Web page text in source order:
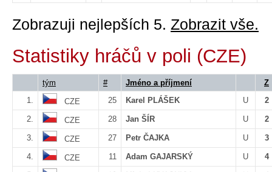
Zobrazuji nejlepších 5. Zobrazit vše.
Statistiky hráčů v poli (CZE)
tým # Jméno a příjmení
Z
1.
CZE 25 Karel PLÁŠEK U 2
2. CZE 28 Jan ŠÍR U 2
3. CZE 27 Petr ČAJKA U 3
4. CZE 11 Adam GAJARSKÝ U 4